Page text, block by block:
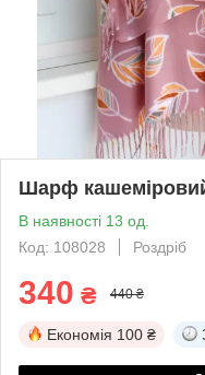
Шарф
В наявності 13 од.
Код: 108028
Роздріб
340 ₴ 440 ₴
Економія 100 ₴